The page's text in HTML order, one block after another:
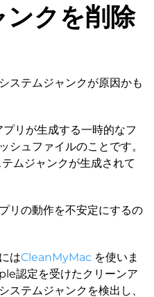
クを削除
ステムジャンクが原因かも
リが生成する一時的なフ
シュファイルのことです。
ムジャンクが生成されて
リの動作を不安定にするの
はCleanMyMac を使いま
認定を受けたクリーンア
ステムジャンクを検出し、